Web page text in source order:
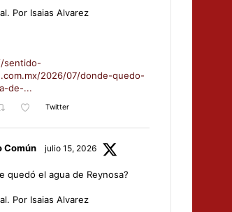
Por Isaias Alvarez
sentido-
2026/07/donde-quedo-
de-...
Twitter
Común julio 15, 2026
quedó el agua de Reynosa?
Por Isaias Alvarez